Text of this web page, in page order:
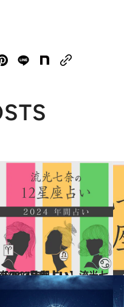
2024年間占い】流光七奈の12星座占い
い